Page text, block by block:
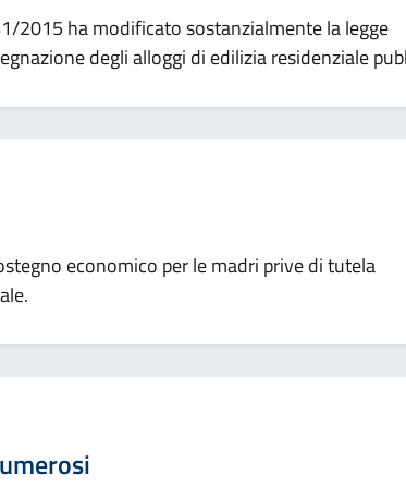
2015 ha modificato sostanzialmente la legge
degli alloggi di edilizia residenziale
economico per le madri prive di tutela